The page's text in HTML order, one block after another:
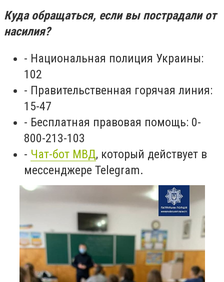
Куда обращаться, если вы пострадали от
насилия?
- Национальная полиция Украины:
102
- Правительственная горячая линия:
15-47
- Бесплатная правовая помощь: 0-
800-213-103
- Чат-бот МВД, который действует в
мессенджере Telegram.